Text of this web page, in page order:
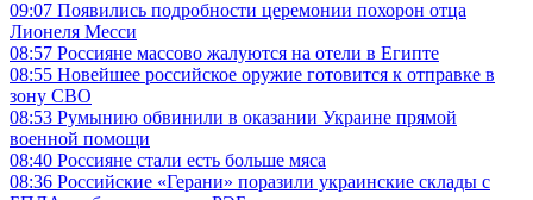
09:07 Появились подробности церемонии похорон отца
Лионеля Месси
08:57 Россияне массово жалуются на отели в Египте
08:55 Новейшее российское оружие готовится к отправке в
зону СВО
08:53 Румынию обвинили в оказании Украине прямой
военной помощи
08:40 Россияне стали есть больше мяса
08:36 Российские «Герани» поразили украинские склады с